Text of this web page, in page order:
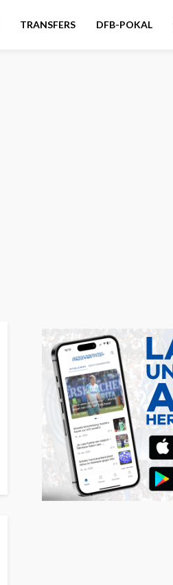
TRANSFERS DFB-POKAL